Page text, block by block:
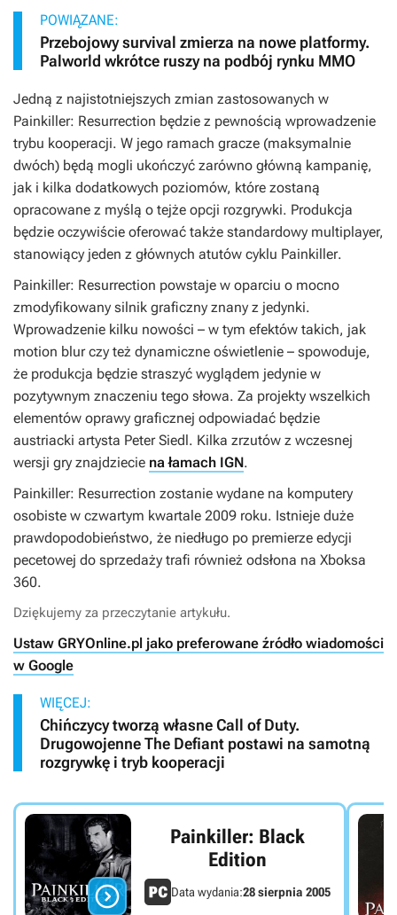
POWIĄZANE:
Przebojowy survival zmierza na nowe platformy.
Palworld wkrótce ruszy na podbój rynku MMO
Jedną z najistotniejszych zmian zastosowanych w
Painkiller: Resurrection będzie z pewnością wprowadzenie
trybu kooperacji. W jego ramach gracze (maksymalnie
dwóch) będą mogli ukończyć zarówno główną kampanię,
jak i kilka dodatkowych poziomów, które zostaną
opracowane z myślą o tejże opcji rozgrywki. Produkcja
będzie oczywiście oferować także standardowy multiplayer,
stanowiący jeden z głównych atutów cyklu Painkiller.
Painkiller: Resurrection powstaje w oparciu o mocno
zmodyfikowany silnik graficzny znany z jedynki.
Wprowadzenie kilku nowości – w tym efektów takich, jak
motion blur czy też dynamiczne oświetlenie – spowoduje,
że produkcja będzie straszyć wyglądem jedynie w
pozytywnym znaczeniu tego słowa. Za projekty wszelkich
elementów oprawy graficznej odpowiadać będzie
austriacki artysta Peter Siedl. Kilka zrzutów z wczesnej
wersji gry znajdziecie na łamach IGN.
Painkiller: Resurrection zostanie wydane na komputery
osobiste w czwartym kwartale 2009 roku. Istnieje duże
prawdopodobieństwo, że niedługo po premierze edycji
pecetowej do sprzedaży trafi również odsłona na Xboksa
360.
Dziękujemy za przeczytanie artykułu.
Ustaw GRYOnline.pl jako preferowane źródło wiadomości
w Google
WIĘCEJ:
Chińczycy tworzą własne Call of Duty.
Drugowojenne The Defiant postawi na samotną
rozgrywkę i tryb kooperacji

Painkiller: Black
Edition
Data wydania:28 sierpnia 2005